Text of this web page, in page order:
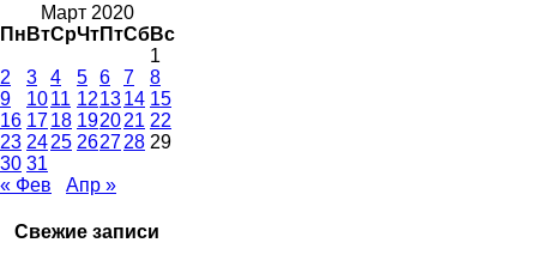
Март 2020
Пн ВтСрЧтПтСбВс
1
2
3 4 5 6 7
8
9
1011 121314 15
16 1718 192021 22
23 2425 262728 29
30 31
« Фев
Апр »
Свежие записи